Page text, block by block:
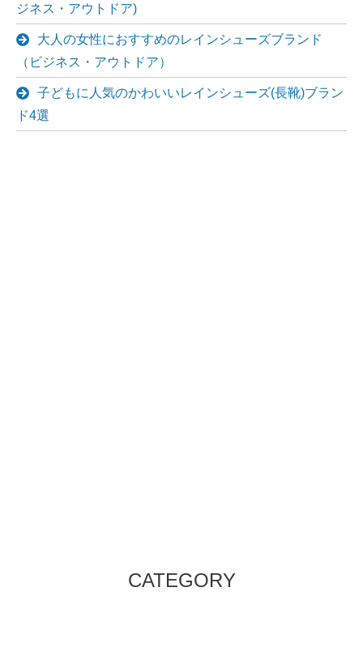
ジネス・アウトドア)
大人の女性におすすめのレインシューズブランド
（ビジネス・アウトドア）
子どもに人気のかわいいレインシューズ(長靴)ブラン
ド4選
CATEGORY